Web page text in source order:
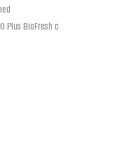
Plus BioFresh с